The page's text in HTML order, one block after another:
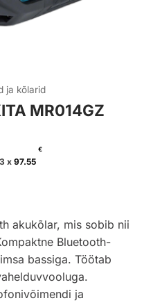
ja kõlarid
MR014GZ
x 97.55
€
akukõlar, mis sobib nii
Bluetooth-
bassiga. Töötab
ja